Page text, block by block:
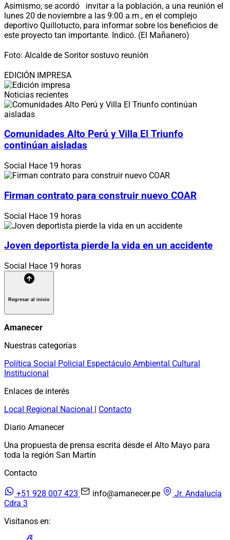
Asimismo, se acordó invitar a la población, a una reunión el
lunes 20 de noviembre a las 9:00 a.m., en el complejo
deportivo Quillotucto, para informar sobre los beneficios de
este proyecto tan importante. Indicó. (El Mañanero)
Foto: Alcalde de Soritor sostuvo reunión
EDICIÓN IMPRESA
Noticias recientes
Comunidades Alto Perú y Villa El Triunfo
continúan aisladas
Social Hace 19 horas
Firman contrato para construir nuevo COAR
Social Hace 19 horas
Joven deportista pierde la vida en un accidente
Social Hace 19 horas
Regresar al inicio
Amanecer
Nuestras categorías
Política Social Policial Espectáculo Ambiental Cultural
Institucional
Enlaces de interés
Local Regional Nacional | Contacto
Diario Amanecer
Una propuesta de prensa escrita desde el Alto Mayo para
toda la región San Martín
Contacto
+51 928 007 423 info@amanecer.pe
Jr. Andalucía
Cdra 3
Visítanos en: